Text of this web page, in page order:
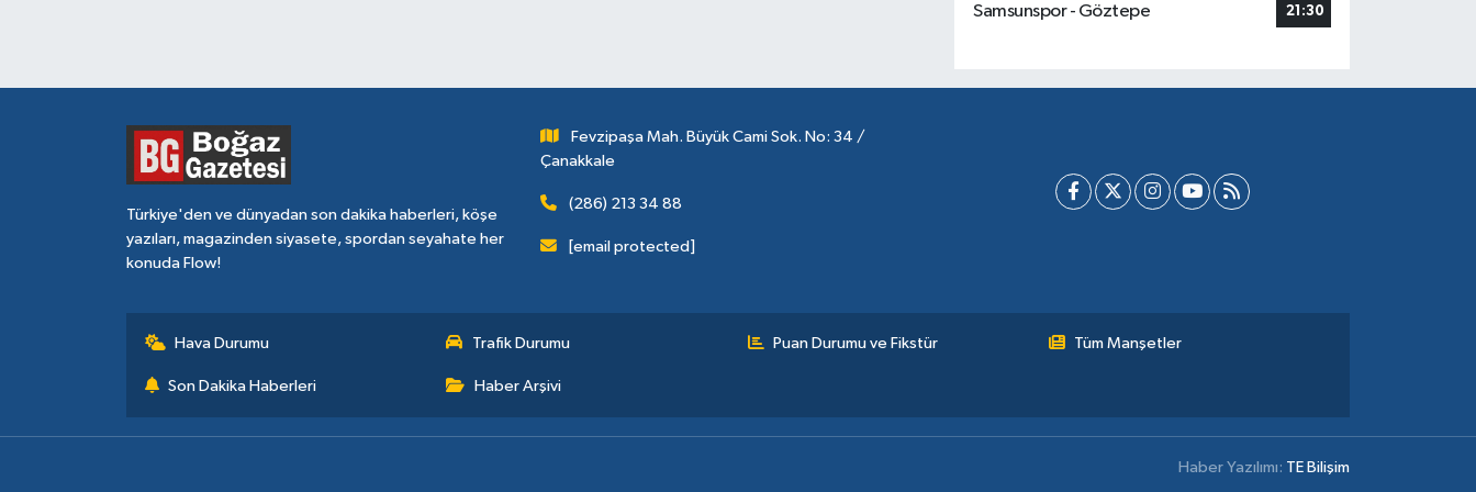
Samsunspor - Göztepe
21:30
Türkiye'den ve dünyadan son dakika haberleri, köşe
yazıları, magazinden siyasete, spordan seyahate her
konuda Flow!
Fevzipaşa Mah. Büyük Cami Sok. No: 34 /
Çanakkale
(286) 213 34 88
[email protected]
Hava Durumu Trafik Durumu Puan Durumu ve Fikstür Tüm Manşetler
Son Dakika Haberleri Haber Arşivi
Haber Yazılımı: TE Bilişim